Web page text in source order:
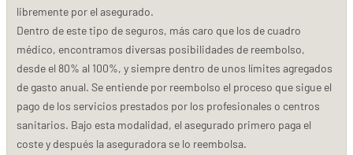
libremente por el asegurado.
Dentro de este tipo de seguros, más caro que los de cuadro
médico, encontramos diversas posibilidades de reembolso,
desde el 80% al 100%, y siempre dentro de unos límites agregados
de gasto anual. Se entiende por reembolso el proceso que sigue el
pago de los servicios prestados por los profesionales o centros
sanitarios. Bajo esta modalidad, el asegurado primero paga el
coste y después la aseguradora se lo reembolsa.